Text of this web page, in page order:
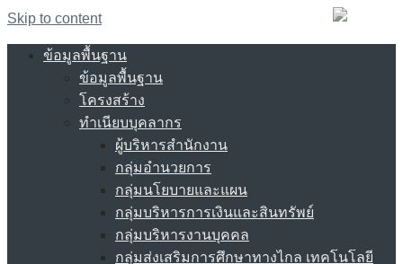
Skip to content
ข้อมูลพื้นฐาน
ข้อมูลพื้นฐาน
โครงสร้าง
ทำเนียบบุคลากร
ผู้บริหารสำนักงาน
กลุ่มอำนวยการ
กลุ่มนโยบายและแผน
กลุ่มบริหารการเงินและสินทรัพย์
กลุ่มบริหารงานบุคคล
กลุ่มส่งเสริมการศึกษาทางไกล เทคโนโลยี